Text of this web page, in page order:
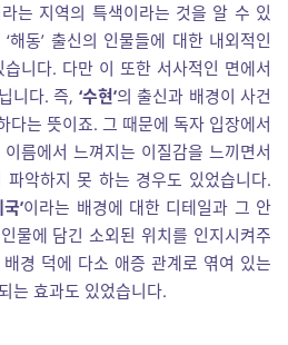
는 지역의 특색이라는 것을 알 수 있
해동’ 출신의 인물들에 대한 내외적인
니다. 다만 이 또한 서사적인 면에서
니다. 즉, ‘수현’의 출신과 배경이 사건
다는 뜻이죠. 그 때문에 독자 입장에서
름에서 느껴지는 이질감을 느끼면서
악하지 못 하는 경우도 있었습니다.
국’이라는 배경에 대한 디테일과 그 안
물에 담긴 소외된 위치를 인지시켜주
경 덕에 다소 애증 관계로 엮여 있는
는 효과도 있었습니다.